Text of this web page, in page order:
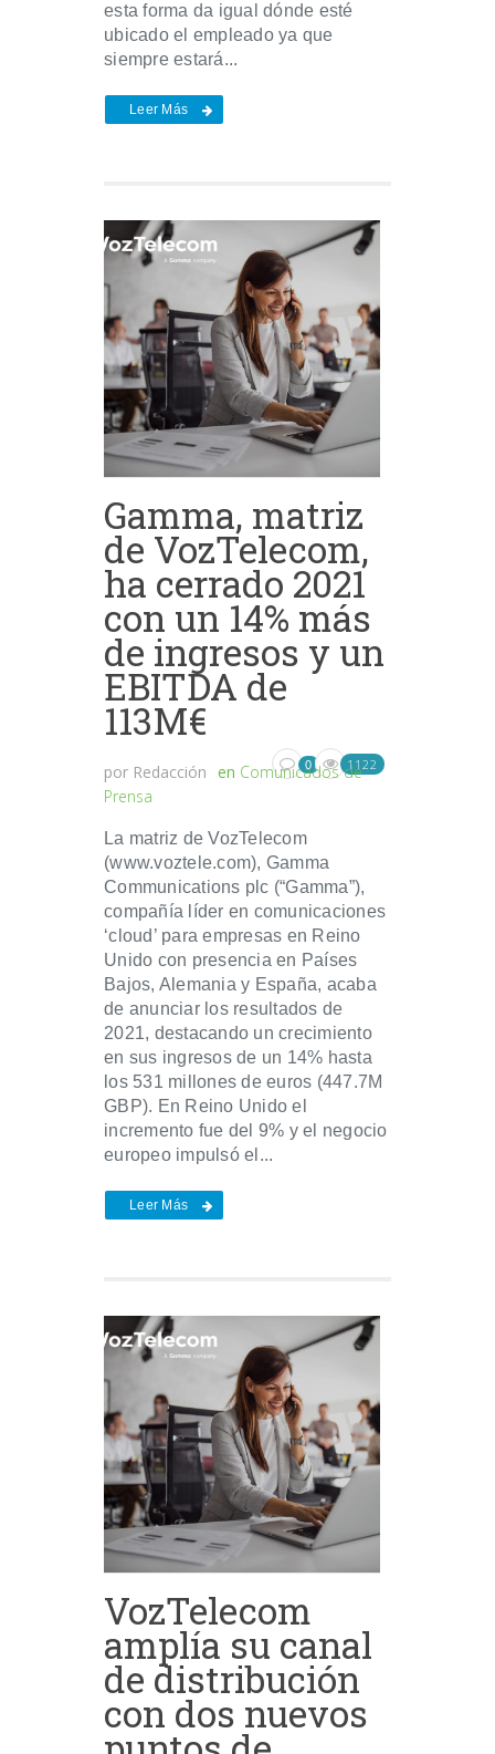
esta forma da igual dónde esté
ubicado el empleado ya que
siempre estará...
Leer Más
Gamma, matriz
de VozTelecom,
ha cerrado 2021
con un 14% más
de ingresos y un
EBITDA de
113M€
por Redacción en Comunicados de
Prensa
0 1122
La matriz de VozTelecom
(www.voztele.com), Gamma
Communications plc (“Gamma”),
compañía líder en comunicaciones
‘cloud’ para empresas en Reino
Unido con presencia en Países
Bajos, Alemania y España, acaba
de anunciar los resultados de
2021, destacando un crecimiento
en sus ingresos de un 14% hasta
los 531 millones de euros (447.7M
GBP). En Reino Unido el
incremento fue del 9% y el negocio
europeo impulsó el...
Leer Más
VozTelecom
amplía su canal
de distribución
con dos nuevos